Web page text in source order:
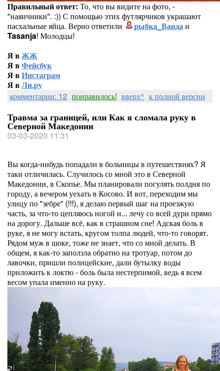
Правильный ответ: То, что вы видите на фото, -
"наяичники". :)) С помощью этих футлярчиков украшают
пасхальные яйца. Верно ответили
рыбка_Вандаи
Tasanja! Молодцы!
Я вЖЖ
Я вФейсбук
Я вИнстаграм
Я вЛи.ру
комментарии: 12 понравилось! вверх^ к полной версии
Травма за границей, или Как я сломала руку в
Северной Македонии
03-03-2020 11:31
Вы когда-нибудь попадали в больницы в путешествиях? Я
таки отличилась. Случилось со мной это в Северной
Македонии, в Скопье. Мы планировали погулять полдня по
городу, а вечером уехать в Косово. И вот, переходим мы
улицу по "зебре" (!!!), я делаю первый шаг на проезжую
часть, за что-то цепляюсь ногой и... лечу со всей дури прямо
на дорогу. Дальше всё, как в страшном сне! Адская боль в
руке, я не могу встать, кругом толпа людей, что-то говорят.
Рядом муж в шоке, тоже не знает, что со мной делать. В
общем, я как-то заползла обратно на тротуар, потом до
лавочки, пришли полицейские, дали бутылку воды
приложить к локтю - боль была нестерпимой, ведь я всем
весом упала именно на руку.